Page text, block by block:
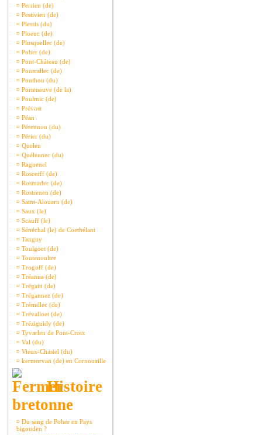
¤ Perrien (de)
¤ Pestivien (de)
¤ Plessis (du)
¤ Ploeuc (de)
¤ Plusquellec (de)
¤ Poher (de)
¤ Pont-Château (de)
¤ Pontcallec (de)
¤ Ponthou (du)
¤ Porteneuve (de la)
¤ Poulmic (de)
¤ Prévost
¤ Péan
¤ Pérennou (du)
¤ Périer (du)
¤ Quelen
¤ Quélennec (du)
¤ Raguenel
¤ Roscerff (de)
¤ Rosmadec (de)
¤ Rostrenen (de)
¤ Saint-Alouarn (de)
¤ Saux (le)
¤ Scauff (le)
¤ Sénéchal (le) de Coethélant
¤ Tanguy
¤ Toulgoet (de)
¤ Toutenoultre
¤ Trogoff (de)
¤ Tréanna (de)
¤ Trégain (de)
¤ Trégannez (de)
¤ Trémillec (de)
¤ Trévalloet (de)
¤ Tréziguidy (de)
¤ Tyvarlen de Pont-Croix
¤ Val (du)
¤ Vieux-Chastel (du)
¤ kermorvan (de) en Cornouaille
Histoire
bretonne
¤ Du sang de Poher en Pays
bigouden ?